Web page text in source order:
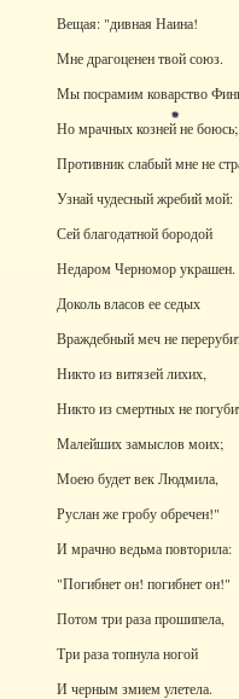
Вещая: "дивная Наина!
Мне драгоценен твой союз.
Мы посрамим коварство
Но мрачных козней не боюсь;
Противник слабый мне не
Узнай чудесный жребий мой:
Сей благодатной бородой
Недаром Черномор украшен.
Доколь власов ее седых
Враждебный меч не
Никто из витязей лихих,
Никто из смертных не
Малейших замыслов моих;
Моею будет век Людмила,
Руслан же гробу обречен!"
И мрачно ведьма повторила:
"Погибнет он! погибнет он!"
Потом три раза прошипела,
Три раза топнула ногой
И черным змием улетела.